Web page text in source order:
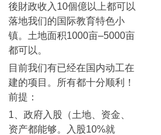
後財政收入10個億以上都可以
落地我们的国际教育特色小
镇。土地面积1000亩–5000亩
都可以。
目前我们有已经在国内动工在
建的项目。所有都十分顺利！
前提：
1、政府入股（土地、资金、
资产都能够。入股10%就